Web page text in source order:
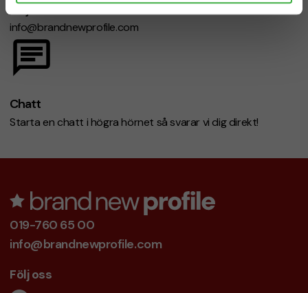
Mejl
info@brandnewprofile.com
Chatt
Starta en chatt i högra hörnet så svarar vi dig direkt!
019-760 65 00
info@brandnewprofile.com
Följ oss